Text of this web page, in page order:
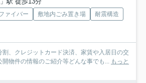
ァイバー 敷地内ごみ置き場
耐震構造
割、クレジットカード決済、家賃や入居日の交
物件の情報のご紹介等どんな事でも... もっと